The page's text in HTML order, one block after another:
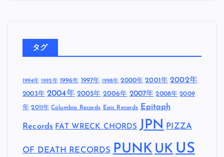
タグ
1994年 1995年 1996年 1997年 1998年 2000年 2001年 2002年
2003年 2004年 2005年 2006年 2007年 2008年 2009
年 2011年 Columbia Records Epic Records Epitaph
Records FAT WRECK CHORDS JPN PIZZA
OF DEATH RECORDS PUNK UK US